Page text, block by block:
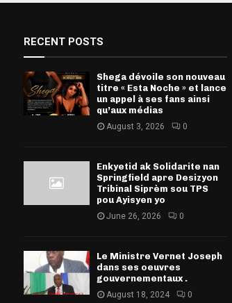
RECENT POSTS
Shega dévoile son nouveau
titre « Esta Noche » et lance
un appel à ses fans ainsi
qu’aux médias
August 3, 2026 0
Enkyetid ak Solidarite nan
Springfield apre Desizyon
Tribinal Siprèm sou TPS
pou Ayisyen yo
June 26, 2026 0
Le Ministre Vernet Joseph
dans ses oeuvres
gouvernementaux .
August 18, 2024 0